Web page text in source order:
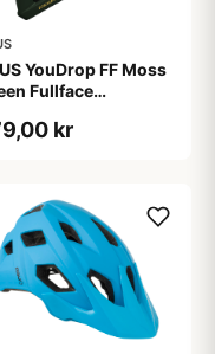
YouDrop FF Moss
Fullface
kr